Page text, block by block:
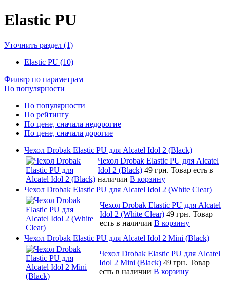
Elastic PU
Уточнить раздел (1)
Elastic PU (10)
Фильтр по параметрам
По популярности
По популярности
По рейтингу
По цене, сначала недорогие
По цене, сначала дорогие
Чехол Drobak Elastic PU для Alcatel Idol 2 (Black)
Чехол Drobak Elastic PU для Alcatel
Idol 2 (Black) 49 грн. Товар есть в
наличии В корзину
Чехол Drobak Elastic PU для Alcatel Idol 2 (White Clear)
Чехол Drobak Elastic PU для Alcatel
Idol 2 (White Clear) 49 грн. Товар
есть в наличии В корзину
Чехол Drobak Elastic PU для Alcatel Idol 2 Mini (Black)
Чехол Drobak Elastic PU для Alcatel
Idol 2 Mini (Black) 49 грн. Товар
есть в наличии В корзину